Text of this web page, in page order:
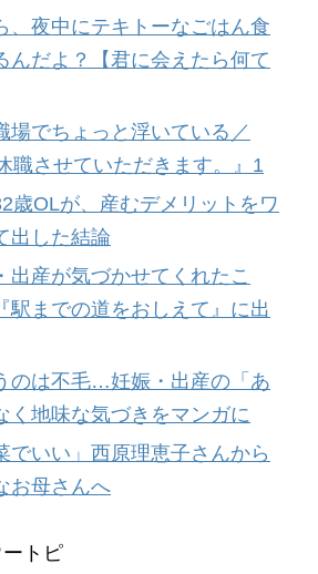
、夜中にテキトーなごはん食
んだよ？【君に会えたら何て
場でちょっと浮いている／
職させていただきます。』1
歳OLが、産むデメリットをワ
出した結論
出産が気づかせてくれたこ
駅までの道をおしえて』に出
のは不毛…妊娠・出産の「あ
く地味な気づきをマンガに
でいい」西原理恵子さんから
お母さんへ
トピ